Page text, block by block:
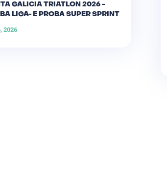
GALICIA TRIATLON 2026 -
LIGA- E PROBA SUPER SPRINT
2026